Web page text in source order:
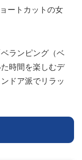
ートカットの女
ランピング（ベ
時間を楽しむデ
ドア派でリラッ